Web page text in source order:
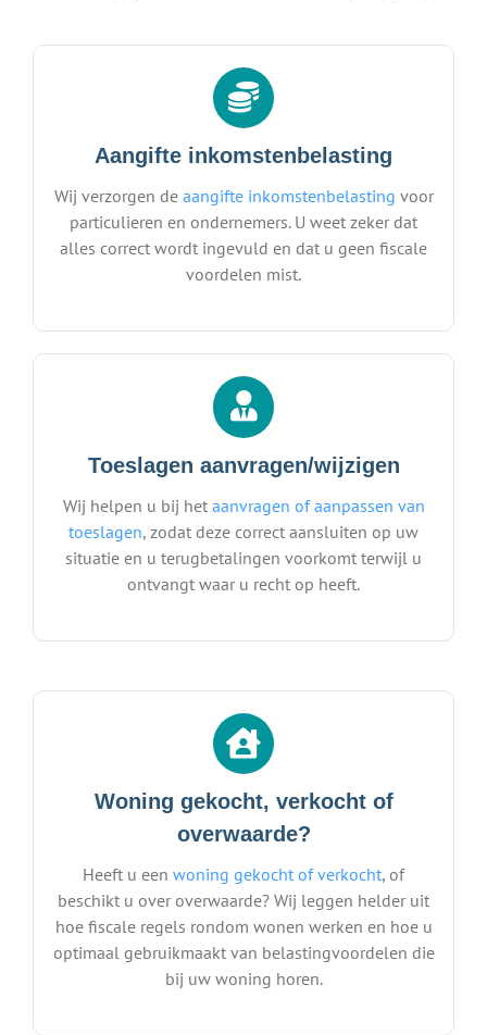
Aangifte inkomstenbelasting
Wij verzorgen de aangifte inkomstenbelasting voor
particulieren en ondernemers. U weet zeker dat
alles correct wordt ingevuld en dat u geen fiscale
voordelen mist.
Toeslagen aanvragen/wijzigen
Wij helpen u bij het aanvragen of aanpassen van
toeslagen, zodat deze correct aansluiten op uw
situatie en u terugbetalingen voorkomt terwijl u
ontvangt waar u recht op heeft.
Woning gekocht, verkocht of
overwaarde?
Heeft u een woning gekocht of verkocht, of
beschikt u over overwaarde? Wij leggen helder uit
hoe fiscale regels rondom wonen werken en hoe u
optimaal gebruikmaakt van belastingvoordelen die
bij uw woning horen.